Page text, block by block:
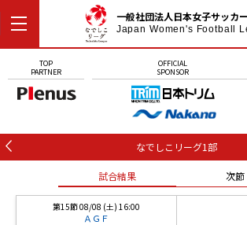
一般社団法人日本女子サッカ
Japan Women's Football
TOP
PARTNER
OFFICIAL
SPONSOR
なでしこリーグ1部
試合結果 次節
第15節 08/08 (土) 16:00
ＡＧＦ